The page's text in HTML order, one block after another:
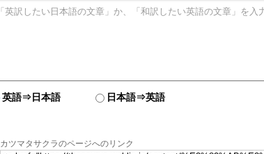
英語⇒日本語 日本語⇒英語
カツマタサクラのページへのリンク